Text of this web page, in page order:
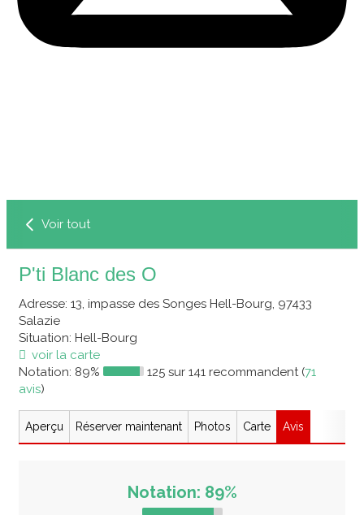
Voir tout
P'ti Blanc des O
Adresse: 13, impasse des Songes Hell-Bourg, 97433
Salazie
Situation: Hell-Bourg
voir la carte
Notation: 89% 125 sur 141 recommandent (71
avis)
Aperçu Réserver maintenant Photos Carte Avis
Notation: 89%